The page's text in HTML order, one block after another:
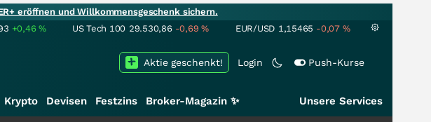
eröffnen und Willkommensgeschenk sichern.
+0,46% US Tech 100 29.530,86 -0,69% EUR/USD 1,15465 -0,07 %
Login Push-Kurse
Aktie geschenkt!
Krypto Devisen Festzins Broker-Magazin ✨ Unsere Services